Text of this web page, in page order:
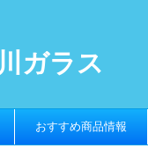
ガラス
おすすめ商品情報